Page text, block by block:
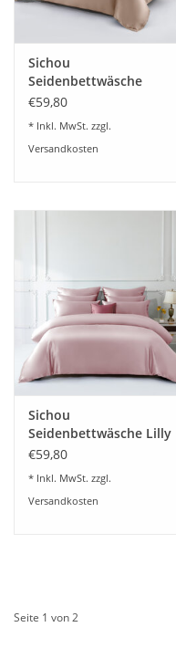
Sichou
Seidenbettwäsche
ATHENA mochabraun
Maulbeerseide Satin
€59,80
* Inkl. MwSt. zzgl.
Versandkosten
Sichou
Seidenbettwäsche Lilly
puderrosa 100% feinste
€59,80
* Inkl. MwSt. zzgl.
Versandkosten
Seite 1 von 2